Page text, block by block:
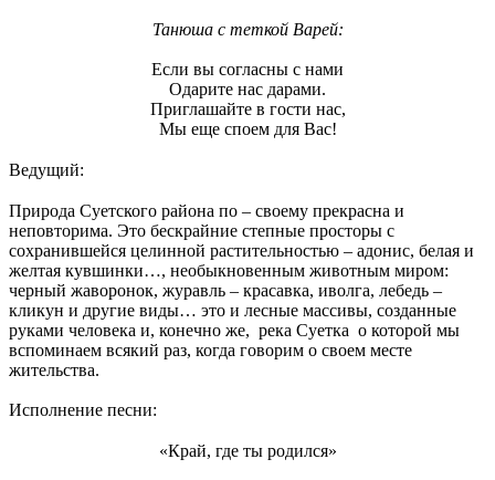
Танюша с теткой Варей:
Если вы согласны с нами
Одарите нас дарами.
Приглашайте в гости нас,
Мы еще споем для Вас!
Ведущий:
Природа Суетского района по – своему прекрасна и
неповторима. Это бескрайние степные просторы с
сохранившейся целинной растительностью – адонис, белая и
желтая кувшинки…, необыкновенным животным миром:
черный жаворонок, журавль – красавка, иволга, лебедь –
кликун и другие виды… это и лесные массивы, созданные
руками человека и, конечно же, река Суетка о которой мы
вспоминаем всякий раз, когда говорим о своем месте
жительства.
Исполнение песни:
«Край, где ты родился»